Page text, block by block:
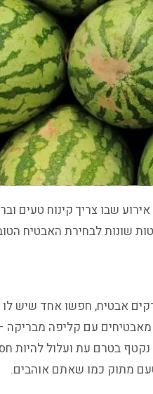
שבו צריך קינוח טעים
שונות לבחירת האבטיח
אבטיח, חפשו אחד שיש לו
מאבטיחים עם קליפה
נקטף בטרם עת ועלול
מתוק כמו שאתם אוהבים.